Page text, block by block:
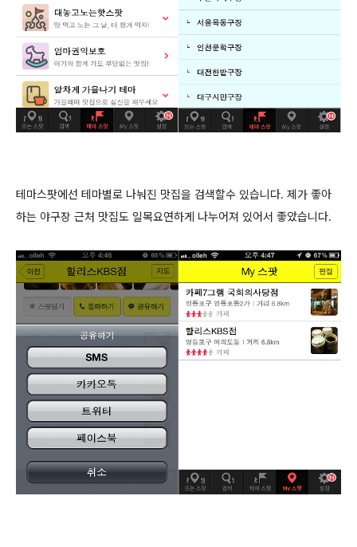
테마스팟에선 테마별로 나눠진 맛집을 검색할수 있습니다. 제가 좋아
하는 야구장 근처 맛집도 일목요연하게 나누어져 있어서 좋았습니다.